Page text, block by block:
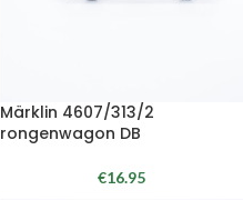
Märklin 4607/313/2
rongenwagon DB
€16.95